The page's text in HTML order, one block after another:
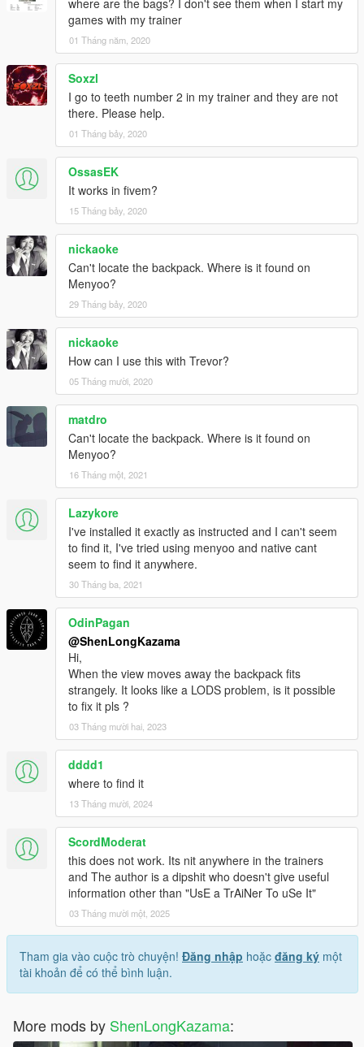
where are the bags? I don't see them when I start my
games with my trainer
01 Tháng năm, 2020
Soxzl
I go to teeth number 2 in my trainer and they are not
there. Please help.
01 Tháng bảy, 2020
OssasEK
It works in fivem?
15 Tháng bảy, 2020
nickaoke
Can't locate the backpack. Where is it found on
Menyoo?
29 Tháng bảy, 2020
nickaoke
How can I use this with Trevor?
05 Tháng mười, 2020
matdro
Can't locate the backpack. Where is it found on
Menyoo?
16 Tháng một, 2021
Lazykore
I've installed it exactly as instructed and I can't seem
to find it, I've tried using menyoo and native cant
seem to find it anywhere.
30 Tháng ba, 2021
OdinPagan
@ShenLongKazama
Hi,
When the view moves away the backpack fits
strangely. It looks like a LODS problem, is it possible
to fix it pls ?
03 Tháng mười hai, 2023
dddd1
where to find it
13 Tháng mười, 2024
ScordModerat
this does not work. Its nit anywhere in the trainers
and The author is a dipshit who doesn't give useful
information other than "UsE a TrAiNer To uSe It"
03 Tháng mười một, 2025
Tham gia vào cuộc trò chuyện! Đăng nhập hoặc đăng ký một
tài khoản để có thể bình luận.
More mods by ShenLongKazama: